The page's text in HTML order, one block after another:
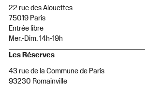
22 rue des Alouettes
75019 Paris
Entrée libre
Mer.-Dim. 14h-19h
Les Réserves
43 rue de la Commune de Paris
93230 Romainville